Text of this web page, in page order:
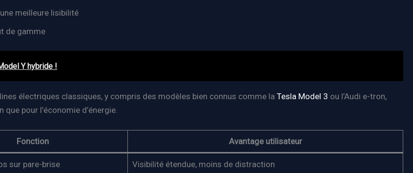
meilleure lisibilité
de gamme
Y hybride !
électriques classiques, y compris des modèles bien connus comme la Tesla Model 3 ou l’Audi e-tron,
pour l’économie d’énergie.
Fonction Avantage utilisateur
sur pare-brise Visibilité étendue, moins de distraction